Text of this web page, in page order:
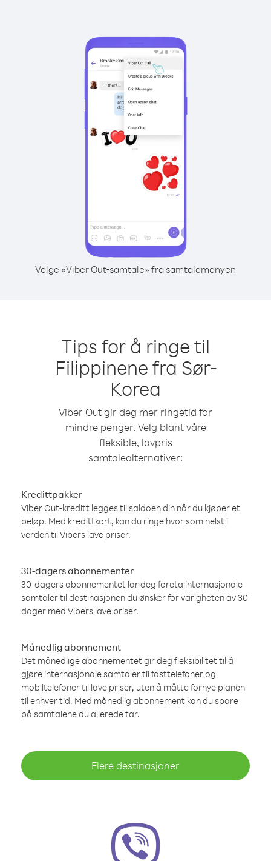
Velge «Viber Out-samtale» fra samtalemenyen
Tips for å ringe til
Filippinene fra Sør-
Korea
Viber Out gir deg mer ringetid for
mindre penger. Velg blant våre
fleksible, lavpris
samtalealternativer:
Kredittpakker
Viber Out-kreditt legges til saldoen din når du kjøper et
beløp. Med kredittkort, kan du ringe hvor som helst i
verden til Vibers lave priser.
30-dagers abonnementer
30-dagers abonnementet lar deg foreta internasjonale
samtaler til destinasjonen du ønsker for varigheten av 30
dager med Vibers lave priser.
Månedlig abonnement
Det månedlige abonnementet gir deg fleksibilitet til å
gjøre internasjonale samtaler til fasttelefoner og
mobiltelefoner til lave priser, uten å måtte fornye planen
til enhver tid. Med månedlig abonnement kan du spare
på samtalene du allerede tar.
Flere destinasjoner